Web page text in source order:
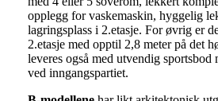
opplegg for vaskemaskin, hyggelig
lagringsplass i 2.etasje. For øvrig er
2.etasje med opptil 2,8 meter på det
leveres også med utvendig sportsbod
ved inngangspartiet.